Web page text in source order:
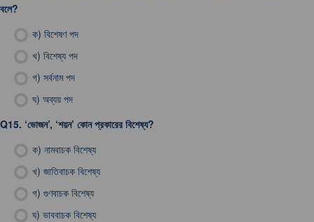
বলে?
ক) বিশেষণ পদ
খ) বিশেষ্য পদ
গ) সর্বনাম পদ
ঘ) অব্যয় পদ
Q15. ‘ভোজন’, ‘শয়ন’ কোন প্রকারের বিশেষ্য?
ক) নামবাচক বিশেষ্য
খ) জাতিবাচক বিশেষ্য
গ) গুণবাচক বিশেষ্য
ঘ) ভাববাচক বিশেষ্য